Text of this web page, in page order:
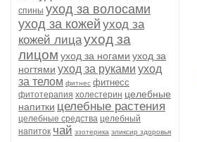
спины уход за волосами
уход за кожей уход за
кожей лицауход за
лицом уход за ногами уход за
ногтями уход за руками уход
за телом фитнес фитнесс
фитотерапия холестерин целебные
напитки целебные растения
целебные средства целебный
напиток чай эзотерика эликсир здоровья